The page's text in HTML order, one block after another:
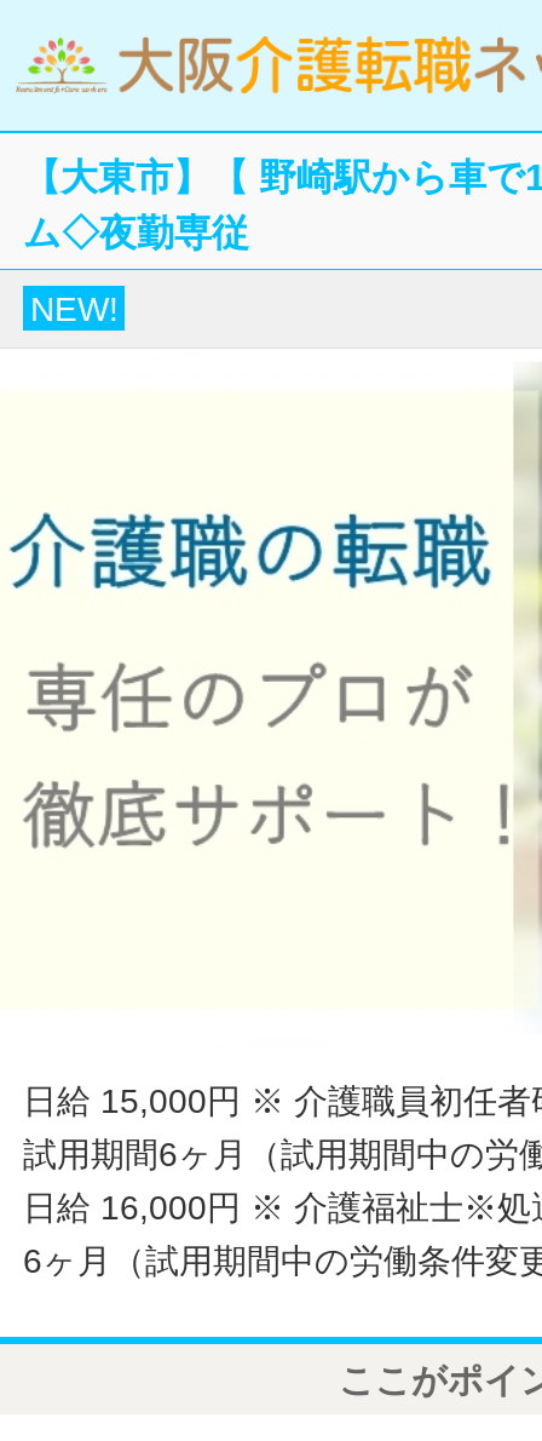
【大東市】【 野崎駅から車
ム◇夜勤専従
NEW!
日給 15,000円 ※ 介護職員初任
試用期間6ヶ月（試用期間中の労
日給 16,000円 ※ 介護福祉士※処
6ヶ月（試用期間中の労働条件変
ここがポイ